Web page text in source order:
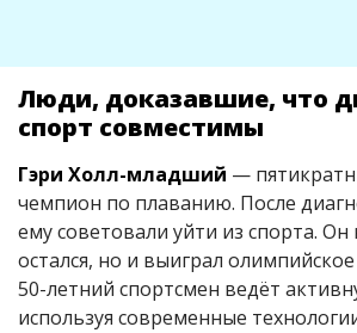
Люди, доказавшие, что
спорт совместимы
Гэри Холл-младший —
чемпион по плаванию. После
ему советовали уйти из спорта. Он
остался, но и выиграл
50-летний спортсмен ведёт
используя современные